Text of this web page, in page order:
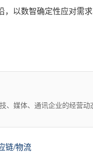
以数智确定性应对
、媒体、通讯企业的经营
链/物流